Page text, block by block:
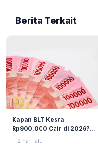
Berita Terkait
Kapan BLT Kesra
Rp900.000 Cair di 2026?
2 hari lalu